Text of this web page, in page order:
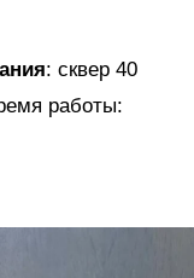
: сквер 40
работы: